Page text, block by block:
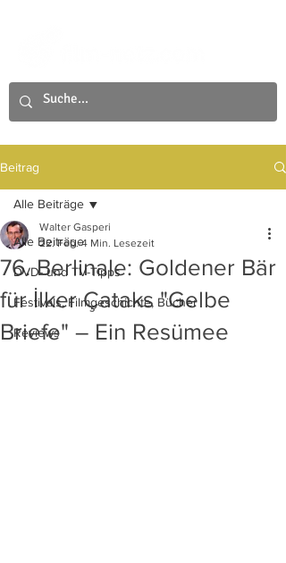
Beitrag
Alle Beiträge
DVD- und TV-Tipps
Festivals, Filmgeschichte, Bücher
Reviews
Alle Beiträge
76. Berlinale: Goldener Bär
für İlker Çataks "Gelbe
Briefe" – Ein Resümee
Walter Gasperi
22. Feb. 4 Min. Lesezeit